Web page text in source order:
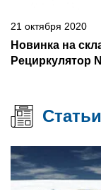
21 октября 2020
Новинка на
Рециркулятор
Статьи